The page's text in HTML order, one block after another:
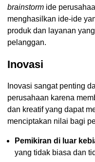
brainstorm ide
menghasilkan ide-ide
produk dan layanan
pelanggan.
Inovasi
Inovasi sangat penting
perusahaan karena
dan kreatif yang dapat
menciptakan nilai bagi
Pemikiran di luar
yang tidak biasa dan